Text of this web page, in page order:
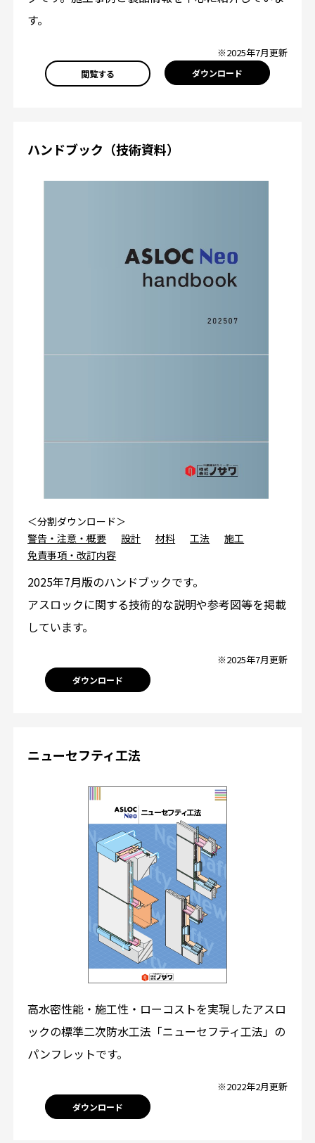
す。
※2025年7月更新
閲覧する ダウンロード
ハンドブック（技術資料）
＜分割ダウンロード＞
警告・注意・概要
設計 材料 工法
施工
免責事項・改訂内容
2025年7月版のハンドブックです。
アスロックに関する技術的な説明や参考図等を掲載
しています。
※2025年7月更新
ダウンロード
ニューセフティ工法
高水密性能・施工性・ローコストを実現したアスロ
ックの標準二次防水工法「ニューセフティ工法」の
パンフレットです。
※2022年2月更新
ダウンロード